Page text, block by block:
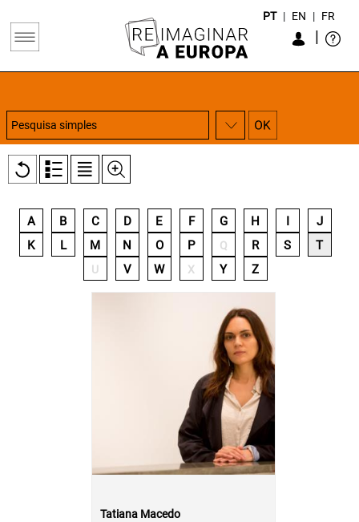
|
PT | EN | FR
A B C D E F G H
J
K
L M N O P Q R S T
U V W X Y Z
Tatiana Macedo